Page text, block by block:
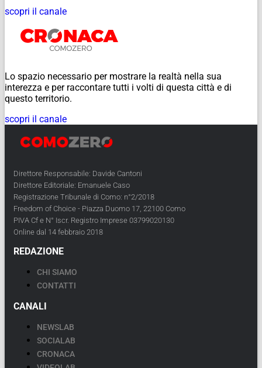
scopri il canale
Lo spazio necessario per mostrare la realtà nella sua
interezza e per raccontare tutti i volti di questa città e di
questo territorio.
scopri il canale
Direttore Responsabile: Davide Cantoni
Direttore Editoriale: Emanuele Caso
Registrazione Tribunale di Como: n°2/2018
Freedom of Choice - Piazza Duomo 17, 22100 Como
PIVA Cf e N° Iscr. Registro Imprese 03799020130
Online dal 14 febbraio 2018
REDAZIONE
CHI SIAMO
CONTATTI
CANALI
NEWSLAB
SOCIALAB
CRONACA